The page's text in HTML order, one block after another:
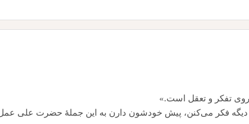
تفکر و تعقل است.»
دیگه فکر می‌کنن، پیش خودشون دارن به این جملهٔ حضرت علی